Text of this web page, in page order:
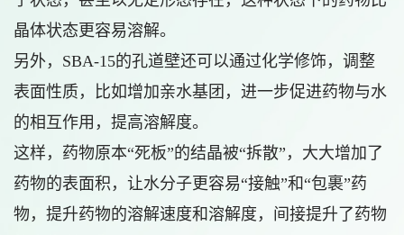
晶体状态更容易溶解。
另外，SBA-15的孔道壁还可以通过化学修饰，调整
表面性质，比如增加亲水基团，进一步促进药物与水
的相互作用，提高溶解度。
这样，药物原本“死板”的结晶被“拆散”，大大增加了
药物的表面积，让水分子更容易“接触”和“包裹”药
物，提升药物的溶解速度和溶解度，间接提升了药物